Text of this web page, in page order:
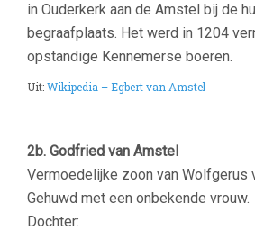
in Ouderkerk aan de Amstel bij de
begraafplaats. Het werd in 1204
opstandige Kennemerse boeren.
Uit:Wikipedia – Egbert van Amstel
2b. Godfried van Amstel
Vermoedelijke zoon van Wolfgerus
Gehuwd met een onbekende vrouw.
Dochter: